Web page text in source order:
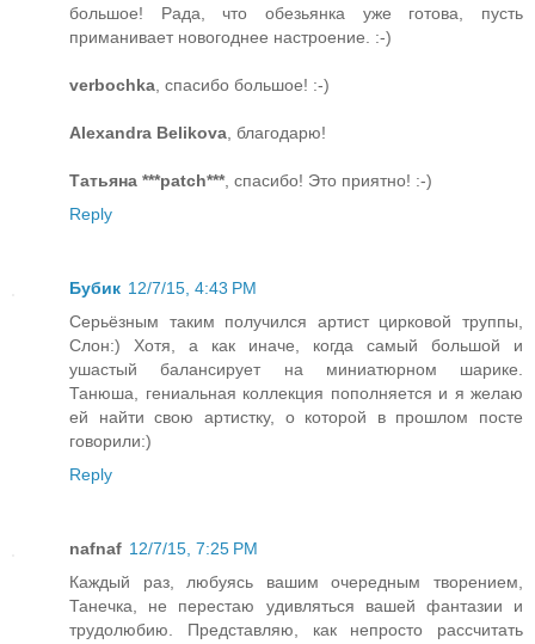
большое! Рада, что обезьянка уже готова, пусть
приманивает новогоднее настроение. :-)
verbochka , спасибо большое! :-)
Alexandra Belikova , благодарю!
Татьяна ***patch***, спасибо! Это приятно! :-)
Reply
Бубик 12/7/15, 4:43 PM
Серьёзным таким получился артист цирковой труппы,
Слон:) Хотя, а как иначе, когда самый большой и
ушастый балансирует на миниатюрном шарике.
Танюша, гениальная коллекция пополняется и я желаю
ей найти свою артистку, о которой в прошлом посте
говорили:)
Reply
nafnaf 12/7/15, 7:25 PM
Каждый раз, любуясь вашим очередным творением,
Танечка, не перестаю удивляться вашей фантазии и
трудолюбию. Представляю, как непросто рассчитать